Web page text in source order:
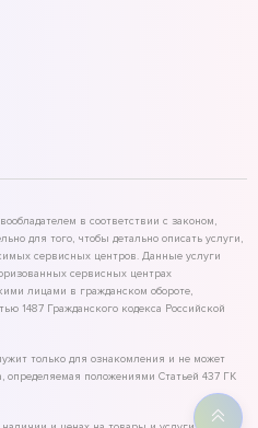
в соответствии с законом,
для того, чтобы детально описать услуги,
сервисных центров. Данные услуги
сервисных центрах
лицами в гражданском обороте,
1487 Гражданского кодекса Российской
только для ознакомления и не может
определяемая положениями Статьей 437 ГК